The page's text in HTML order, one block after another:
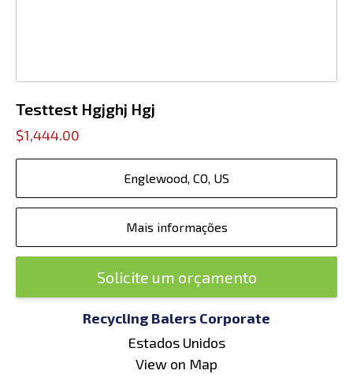
Testtest Hgjghj Hgj
$1,444.00
Englewood, CO, US
Mais informações
Solicite um orçamento
Recycling Balers Corporate
Estados Unidos
View on Map